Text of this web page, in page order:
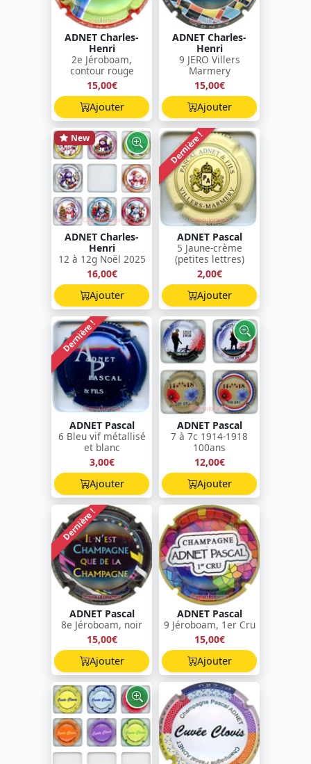
ADNET Charles-
Henri
2e Jéroboam,
contour rouge
15,00€
Ajouter
ADNET Charles-
Henri
9 JERO Villers
Marmery
15,00€
Ajouter
New
ADNET Charles-
Henri
12 à 12g Noël 2025
16,00€
Ajouter
Dernière !
ADNET Pascal
5 Jaune-crème
(petites lettres)
2,00€
Ajouter
Dernière !
ADNET Pascal
6 Bleu vif métallisé
et blanc
3,00€
Ajouter
ADNET Pascal
7 à 7c 1914-1918
100ans
12,00€
Ajouter
Dernière !
ADNET Pascal
8e Jéroboam, noir
15,00€
Ajouter
ADNET Pascal
9 Jéroboam, 1er Cru
15,00€
Ajouter